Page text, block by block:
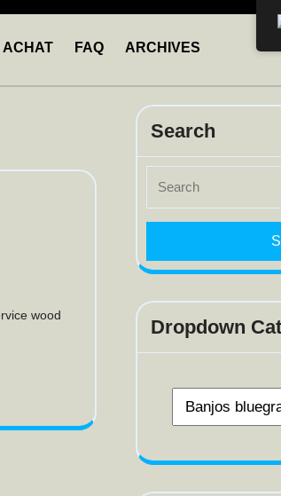
ACHAT FAQ ARCHIVES
Search
For:
Dropdown